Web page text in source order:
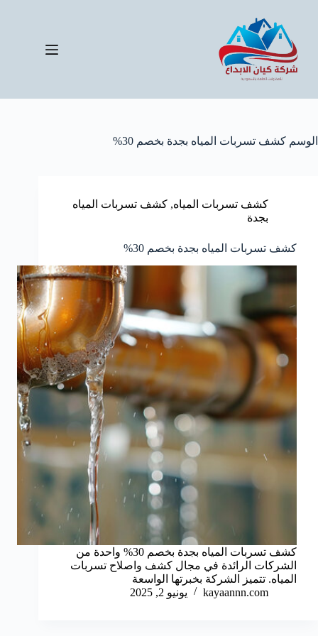
المحتوى
الوسم كشف تسربات المياه بجدة بخصم 30%
كشف تسربات المياه, كشف تسربات المياه
بجدة
كشف تسربات المياه بجدة بخصم 30%
كشف تسربات المياه بجدة بخصم 30% واحدة من
الشركات الرائدة في مجال كشف واصلاح تسربات
المياه. تتميز الشركة بخبرتها الواسعة
kayaannn.com
يونيو 2, 2025